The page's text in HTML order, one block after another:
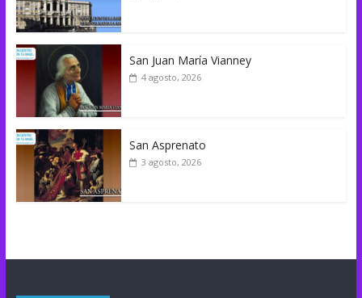
San Juan María Vianney
4 agosto, 2026
San Asprenato
3 agosto, 2026